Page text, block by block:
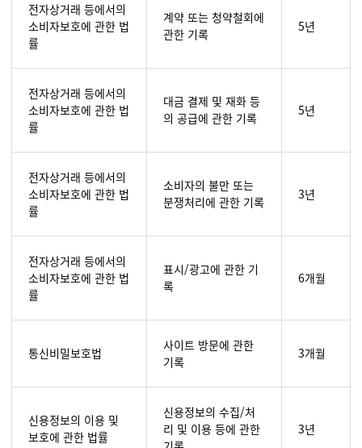
전자상거래 등에서의
소비자보호에 관한 법
률
계약 또는 청약철회에
관한 기록
5년
전자상거래 등에서의
소비자보호에 관한 법
률
대금 결제 및 재화 등
의 공급에 관한 기록
5년
전자상거래 등에서의
소비자보호에 관한 법
률
소비자의 불만 또는
분쟁처리에 관한 기록
3년
전자상거래 등에서의
소비자보호에 관한 법
률
표시/광고에 관한 기
록
6개월
통신비밀보호법
사이트 방문에 관한
기록
3개월
신용정보의 이용 및
보호에 관한 법률
신용정보의 수집/처
리 및 이용 등에 관한
3년